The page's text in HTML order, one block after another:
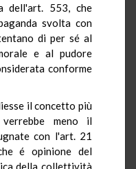
dell'art. 553, che
svolta con
di per sé al
e al pudore
conforme
il concetto più
meno il
con l'art. 21
é opinione del
della collettività